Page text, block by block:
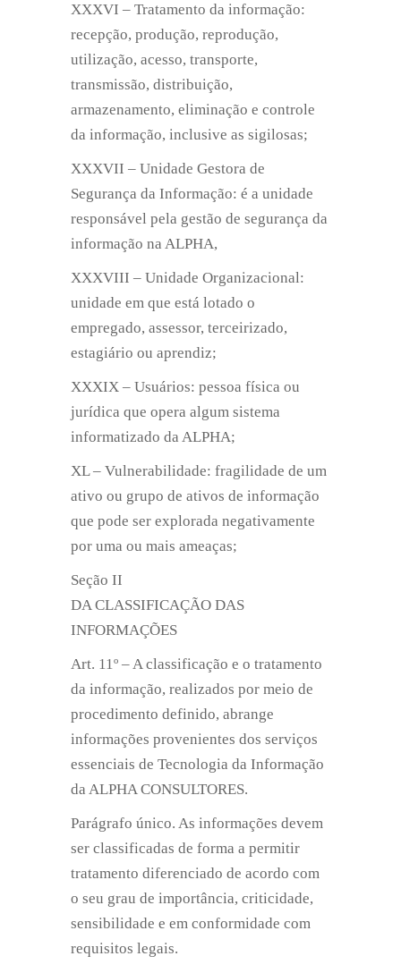
XXXVI – Tratamento da informação:
recepção, produção, reprodução,
utilização, acesso, transporte,
transmissão, distribuição,
armazenamento, eliminação e controle
da informação, inclusive as sigilosas;
XXXVII – Unidade Gestora de
Segurança da Informação: é a unidade
responsável pela gestão de segurança da
informação na ALPHA,
XXXVIII – Unidade Organizacional:
unidade em que está lotado o
empregado, assessor, terceirizado,
estagiário ou aprendiz;
XXXIX – Usuários: pessoa física ou
jurídica que opera algum sistema
informatizado da ALPHA;
XL – Vulnerabilidade: fragilidade de um
ativo ou grupo de ativos de informação
que pode ser explorada negativamente
por uma ou mais ameaças;
Seção II
DA CLASSIFICAÇÃO DAS
INFORMAÇÕES
Art. 11º – A classificação e o tratamento
da informação, realizados por meio de
procedimento definido, abrange
informações provenientes dos serviços
essenciais de Tecnologia da Informação
da ALPHA CONSULTORES.
Parágrafo único. As informações devem
ser classificadas de forma a permitir
tratamento diferenciado de acordo com
o seu grau de importância, criticidade,
sensibilidade e em conformidade com
requisitos legais.